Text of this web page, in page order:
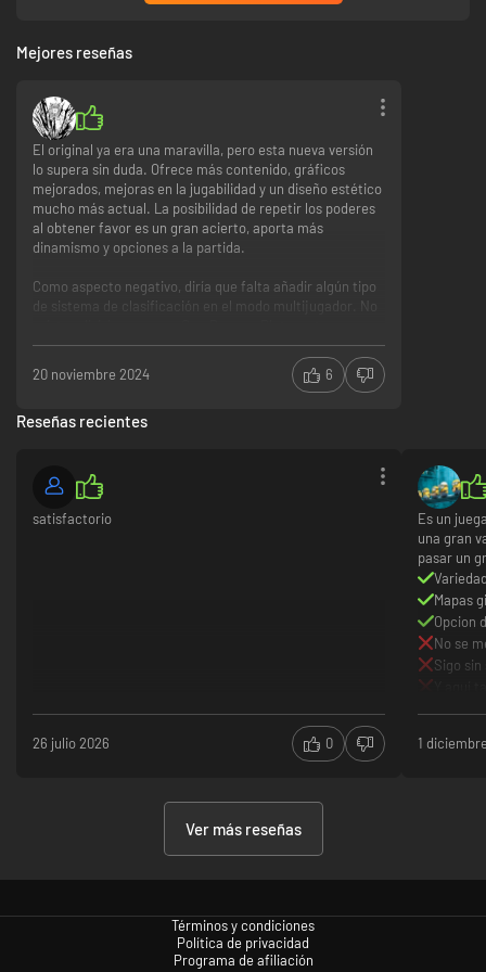
Mejores reseñas
El original ya era una maravilla, pero esta nueva versión
lo supera sin duda. Ofrece más contenido, gráficos
mejorados, mejoras en la jugabilidad y un diseño estético
mucho más actual. La posibilidad de repetir los poderes
al obtener favor es un gran acierto, aporta más
dinamismo y opciones a la partida.
Como aspecto negativo, diría que falta añadir algún tipo
de sistema de clasificación en el modo multijugador. No
similares. Por lo tanto, las partidas multijugador carecen
de un componente competitivo y de progresión más allá
de las ganas de vencer a tu rival. Aunque existe un
realistas... para el jugador promedio, estar en el TOP 100
a la comunidad más activa y motivada.
20 noviembre 2024 6
Reseñas recientes
satisfactorio
26 julio 2026 0
Es un
una gran
pasar un
Mapas
Opcion
No se
Sigo
1
Ver más reseñas
Términos y condiciones
Política de privacidad
Programa de afiliación